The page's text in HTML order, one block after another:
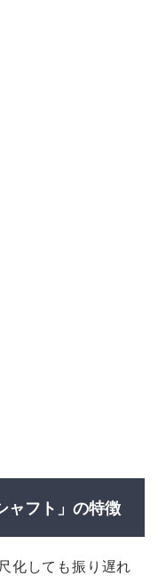
ャフト」の特徴
化しても振り遅れ